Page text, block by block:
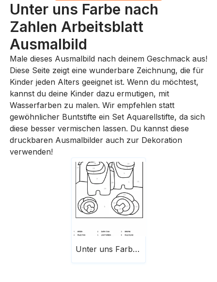
Unter uns Farbe nach
Zahlen Arbeitsblatt
Ausmalbild
Male dieses Ausmalbild nach deinem Geschmack aus!
Diese Seite zeigt eine wunderbare Zeichnung, die für
Kinder jeden Alters geeignet ist. Wenn du möchtest,
kannst du deine Kinder dazu ermutigen, mit
Wasserfarben zu malen. Wir empfehlen statt
gewöhnlicher Buntstifte ein Set Aquarellstifte, da sich
diese besser vermischen lassen. Du kannst diese
druckbaren Ausmalbilder auch zur Dekoration
verwenden!
Unter uns Farbe nach Zahlen Arbeitsblatt